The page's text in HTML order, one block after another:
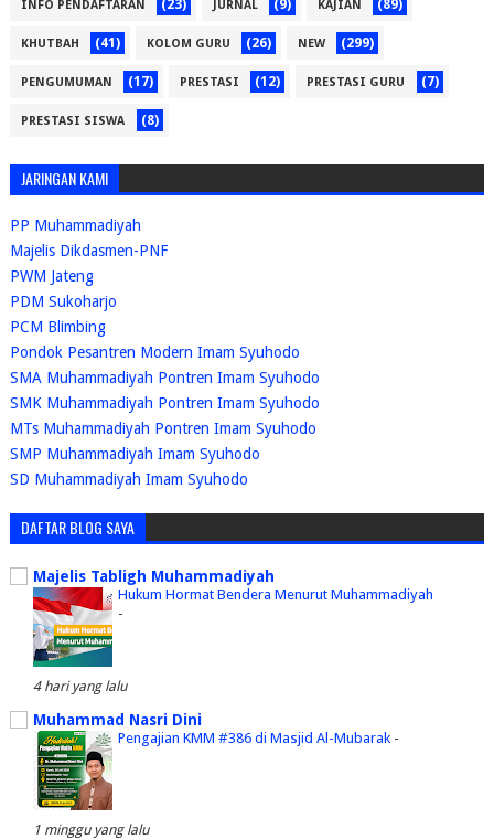
INFO PENDAFTARAN (23) JURNAL (9) KAJIAN (89)
KHUTBAH (41) KOLOM GURU (26) NEW (299)
PENGUMUMAN (17) PRESTASI (12) PRESTASI GURU (7)
PRESTASI SISWA (8)
JARINGAN KAMI
PP Muhammadiyah
Majelis Dikdasmen-PNF
PWM Jateng
PDM Sukoharjo
PCM Blimbing
Pondok Pesantren Modern Imam Syuhodo
SMA Muhammadiyah Pontren Imam Syuhodo
SMK Muhammadiyah Pontren Imam Syuhodo
MTs Muhammadiyah Pontren Imam Syuhodo
SMP Muhammadiyah Imam Syuhodo
SD Muhammadiyah Imam Syuhodo
DAFTAR BLOG SAYA
Majelis Tabligh Muhammadiyah
Hukum Hormat Bendera Menurut Muhammadiyah
-
4 hari yang lalu
Muhammad Nasri Dini
Pengajian KMM #386 di Masjid Al-Mubarak -
1 minggu yang lalu